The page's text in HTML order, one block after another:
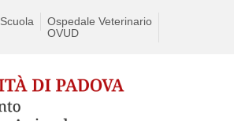
Scuola
Ospedale Veterinario
OVUD